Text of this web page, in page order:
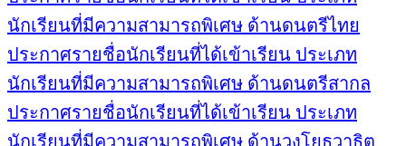
นักเรียนที่มีความสามารถพิเศษ ด้านดนตรีไทย
ประกาศรายชื่อนักเรียนที่ได้เข้าเรียน ประเภท
นักเรียนที่มีความสามารถพิเศษ ด้านดนตรีสากล
ประกาศรายชื่อนักเรียนที่ได้เข้าเรียน ประเภท
นักเรียนที่มีความสามารถพิเศษ ด้านวงโยธวาธิต